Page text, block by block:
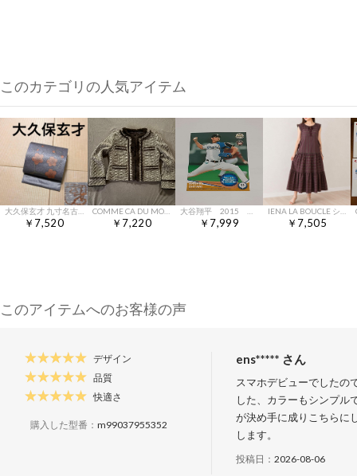
このカテゴリの人気アイテム
大久保玄才 九寸名古屋帯 箔糸
￥7,520
COMME CA DU MODE ツイード ジャケット 取り外し可能レッキス付
￥7,220 ￥7,999 ￥7,505
このアイテムへのお客様の声
デザイン
品質
快適さ
購入した型番： m99037955352
ens***** さん
スマホデビューでしたの
した、カラーもシンプル
が決め手に成りこちらに
します。
投稿日： 2026-08-06